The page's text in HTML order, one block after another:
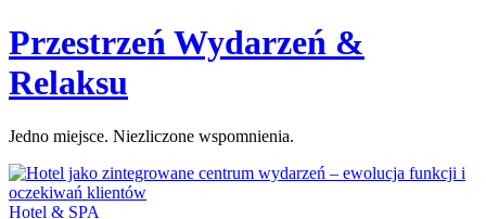
Skip
to
content
Przestrzeń Wydarzeń &
Relaksu
Jedno miejsce. Niezliczone wspomnienia.
Categories:
Hotel & SPA